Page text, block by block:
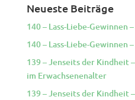
Neueste Beiträge
140 – Lass-Liebe-Gewinnen
140 – Lass-Liebe-Gewinnen
139 – Jenseits der Kindheit
im Erwachsenenalter
139 – Jenseits der Kindheit